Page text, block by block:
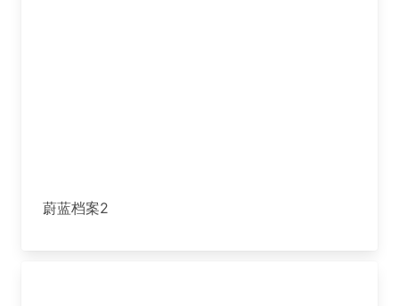
蔚蓝档案2